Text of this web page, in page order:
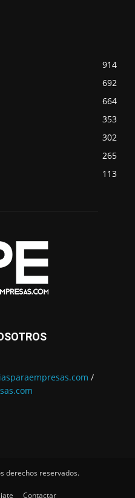
914
692
664
353
302
265
113
/
derechos reservados.
Contactar